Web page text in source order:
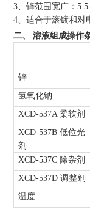
3、锌范围宽广：
4、适合于滚镀和对
二、 溶液组成操作
锌
氢氧化钠
XCD-537A 柔软剂
XCD-537B 低位光
剂
XCD-537C 除杂剂
XCD-537D 调整剂
温度